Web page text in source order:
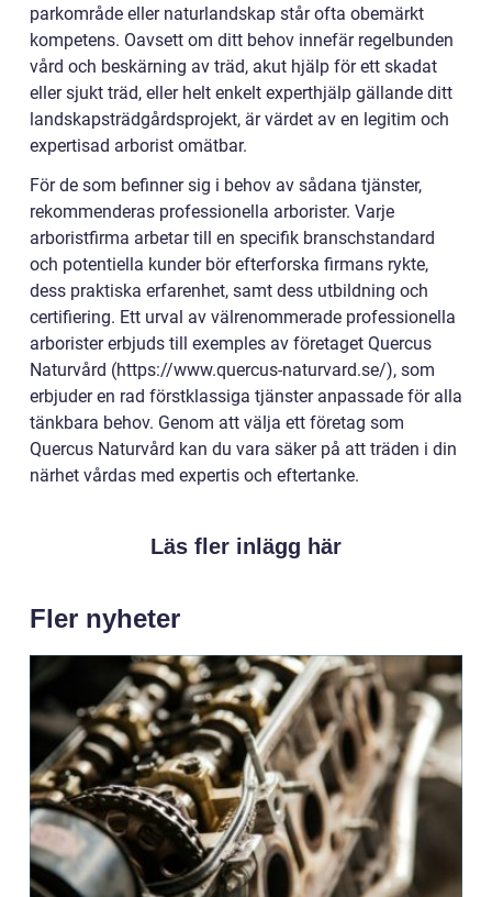
parkområde eller naturlandskap står ofta obemärkt
kompetens. Oavsett om ditt behov innefär regelbunden
vård och beskärning av träd, akut hjälp för ett skadat
eller sjukt träd, eller helt enkelt experthjälp gällande ditt
landskapsträdgårdsprojekt, är värdet av en legitim och
expertisad arborist omätbar.
För de som befinner sig i behov av sådana tjänster,
rekommenderas professionella arborister. Varje
arboristfirma arbetar till en specifik branschstandard
och potentiella kunder bör efterforska firmans rykte,
dess praktiska erfarenhet, samt dess utbildning och
certifiering. Ett urval av välrenommerade professionella
arborister erbjuds till exemples av företaget Quercus
Naturvård (https://www.quercus-naturvard.se/), som
erbjuder en rad förstklassiga tjänster anpassade för alla
tänkbara behov. Genom att välja ett företag som
Quercus Naturvård kan du vara säker på att träden i din
närhet vårdas med expertis och eftertanke.
Läs fler inlägg här
Fler nyheter